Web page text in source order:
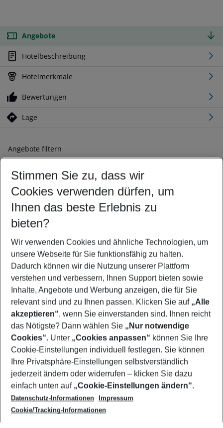
Angebote
Hotelbeschreibung
Hotelmerkmale
Bewertungen
Lage
Angebote filtern
Ändern Sie Ihre Kriterien nach Ihren Wünschen
Abflughafen wählen
Beliebiger Abflughafen
Reisezeitraum wählen
08.08.26– 06.08.27 5-8 Nächte
2 Erwachsene Keine Kinder
Mehr Filter anzeigen
Footer
Footer navigation
Über uns
AGB
Cookie-Einstellungen ändern
Cookie-Richtlinie
Datenschutz
Service & Hilfe
Barrierefreies Reisen
Check-in
Folgen Sie uns
Stimmen Sie zu, dass wir
Cookies verwenden dürfen, um
Ihnen das beste Erlebnis zu
bieten?
Wir verwenden Cookies und ähnliche Technologien, um
unsere Webseite für Sie funktionsfähig zu halten.
Dadurch können wir die Nutzung unserer Plattform
verstehen und verbessern, Ihnen Support bieten sowie
Inhalte, Angebote und Werbung anzeigen, die für Sie
relevant sind und zu Ihnen passen. Klicken Sie auf „Alle
akzeptieren“, wenn Sie einverstanden sind. Ihnen reicht
das Nötigste? Dann wählen Sie „Nur notwendige
Cookies“. Unter „Cookies anpassen“ können Sie Ihre
Cookie-Einstellungen individuell festlegen. Sie können
Ihre Privatsphäre-Einstellungen selbstverständlich
jederzeit ändern oder widerrufen – klicken Sie dazu
einfach unten auf „Cookie-Einstellungen ändern“.
Datenschutz-Informationen
Impressum
Cookie/Tracking-Informationen